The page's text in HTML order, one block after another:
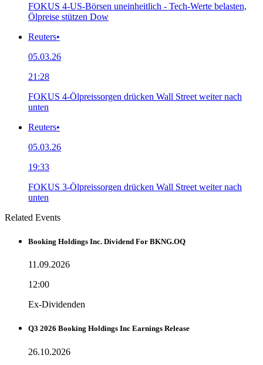
FOKUS 4-US-Börsen uneinheitlich - Tech-Werte belasten,
Ölpreise stützen Dow
Reuters•
05.03.26
21:28
FOKUS 4-Ölpreissorgen drücken Wall Street weiter nach
unten
Reuters•
05.03.26
19:33
FOKUS 3-Ölpreissorgen drücken Wall Street weiter nach
unten
Related Events
Booking Holdings Inc. Dividend For BKNG.OQ
11.09.2026
12:00
Ex-Dividenden
Q3 2026 Booking Holdings Inc Earnings Release
26.10.2026